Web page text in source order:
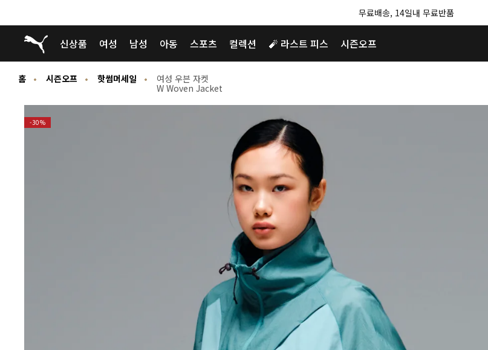
무료배송, 14일내 무료반품
푸마 홈
신상품 여성 남성 아동 스포츠 컬렉션 🧨 라스트 피스 시즌오프
홈 시즌오프 핫썸머세일
여성 우븐 자켓
W Woven Jacket
-30%